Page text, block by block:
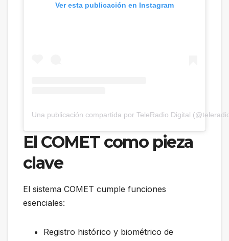
Ver esta publicación en Instagram
Una publicación compartida por TeleRadio Digital
El COMET como pieza
clave
El sistema COMET cumple funciones
esenciales:
Registro histórico y biométrico de